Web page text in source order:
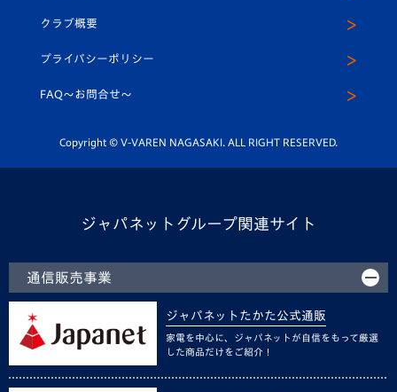
平和祈念活動
ホームタウン活動
スクール
ヴィヴィくんインスタグラム
公式LINE＠
クラブ概要
プライバシーポリシー
FAQ〜お問合せ〜
Copyright © V-VAREN NAGASAKI. ALL RIGHT RESERVED.
ジャパネットグループ関連サイト
通信販売事業
ジャパネットたかた公式通販
家電を中心に、ジャパネットが自信をもって厳選
した商品だけをご紹介！